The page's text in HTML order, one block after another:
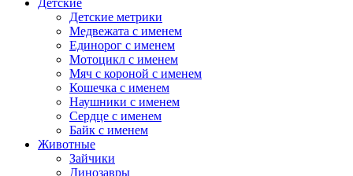
Детские метрики
Медвежата с именем
Единорог с именем
Мотоцикл с именем
Мяч с короной с именем
Кошечка с именем
Наушники с именем
Сердце с именем
Байк с именем
Животные
Зайчики
Динозавры